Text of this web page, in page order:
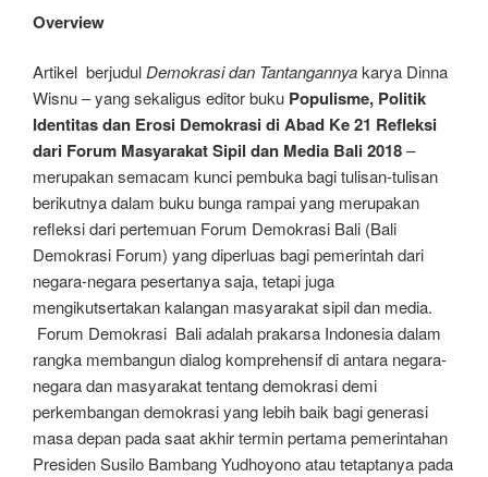
Overview
Artikel berjudulDemokrasi dan Tantangannyakarya Dinna
Wisnu – yang sekaligus editor buku Populisme, Politik
Identitas dan Erosi Demokrasi di Abad Ke 21 Refleksi
dari Forum Masyarakat Sipil dan Media Bali 2018–
merupakan semacam kunci pembuka bagi tulisan-tulisan
berikutnya dalam buku bunga rampai yang merupakan
refleksi dari pertemuan Forum Demokrasi Bali (Bali
Demokrasi Forum) yang diperluas bagi pemerintah dari
negara-negara pesertanya saja, tetapi juga
mengikutsertakan kalangan masyarakat sipil dan media.
Forum Demokrasi Bali adalah prakarsa Indonesia dalam
rangka membangun dialog komprehensif di antara negara-
negara dan masyarakat tentang demokrasi demi
perkembangan demokrasi yang lebih baik bagi generasi
masa depan pada saat akhir termin pertama pemerintahan
Presiden Susilo Bambang Yudhoyono atau tetaptanya pada